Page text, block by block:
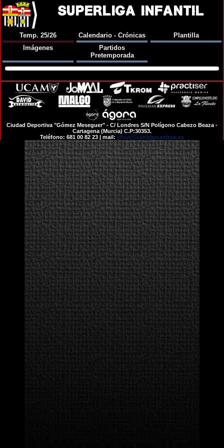
SUPERLIGA INFANTIL
Temp. 25/26 Calendario - Crónicas
Plantilla
Imágenes
Partidos
Pretemporada
Ciudad Deportiva "Gómez Meseguer" - C/ Londres S/N Polígono Cabezo Beaza -
Cartagena (Murcia) C.P:30353.
Teléfono: 681 00 82 23 | mail: efese@cartagenaefese.es